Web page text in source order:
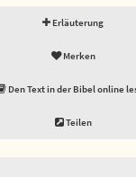
Erläuterung
Merken
Den Text in der Bibel online
Teilen